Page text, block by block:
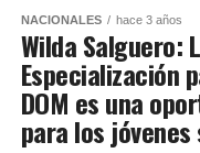
NACIONALES hace 3 años
Wilda Salguero:
Especialización
DOM es una
para los